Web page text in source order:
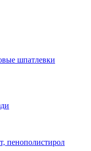
шпатлевки
пенополистирол